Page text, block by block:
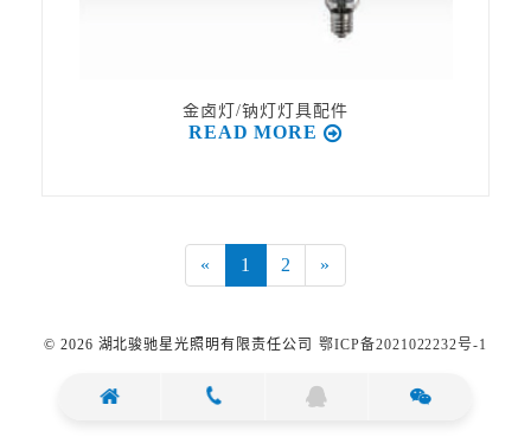
金卤灯/钠灯灯具配件
READ MORE
« 1 2 »
©️ 2026 湖北骏驰星光照明有限责任公司 鄂ICP备2021022232号-1